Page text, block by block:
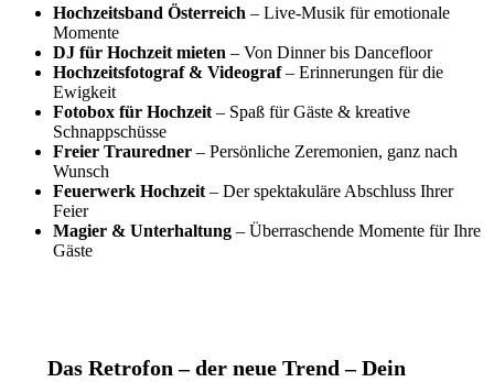
Hochzeitsband Österreich – Live-Musik für emotionale
Momente
DJ für Hochzeit mieten – Von Dinner bis Dancefloor
Hochzeitsfotograf & Videograf– Erinnerungen für die
Ewigkeit
Fotobox für Hochzeit – Spaß für Gäste & kreative
Schnappschüsse
Freier Trauredner – Persönliche Zeremonien, ganz nach
Wunsch
Feuerwerk Hochzeit – Der spektakuläre Abschluss Ihrer
Feier
Magier & Unterhaltung – Überraschende Momente für Ihre
Gäste
Das Retrofon – der neue Trend – Dein